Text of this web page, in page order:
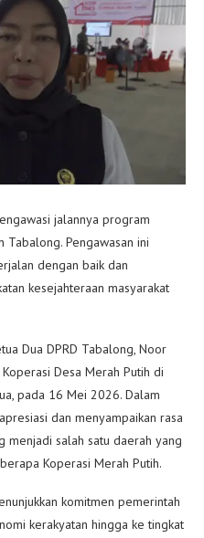
jalannya program
Tabalong. Pengawasan ini
dengan baik dan
kesejahteraan masyarakat
Dua DPRD Tabalong, Noor
Desa Merah Putih di
pada 16 Mei 2026. Dalam
dan menyampaikan rasa
menjadi salah satu daerah yang
Koperasi Merah Putih.
komitmen pemerintah
kerakyatan hingga ke tingkat